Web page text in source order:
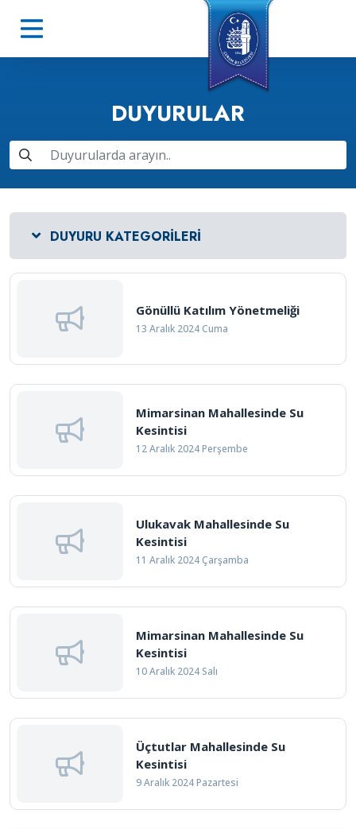
DUYURULAR
DUYURU KATEGORILERI
Gönüllü Katılım Yönetmeliği
13 Aralık 2024 Cuma
Mimarsinan Mahallesinde Su
Kesintisi
12 Aralık 2024 Perşembe
Ulukavak Mahallesinde Su
Kesintisi
11 Aralık 2024 Çarşamba
Mimarsinan Mahallesinde Su
Kesintisi
10 Aralık 2024 Salı
Üçtutlar Mahallesinde Su
Kesintisi
9 Aralık 2024 Pazartesi